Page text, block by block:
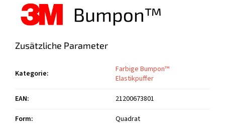
Zusätzliche Parameter
Kategorie:
Farbige Bumpon™
Elastikpuffer
EAN:
21200673801
Form:
Quadrat